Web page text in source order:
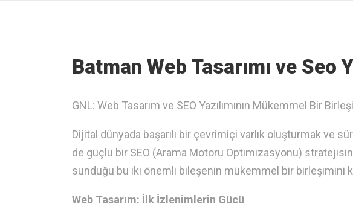
Batman ‎Web Tasarımı ve Seo
GNL: Web Tasarım ve SEO Yazılımının Mükemmel Bir
Dijital dünyada başarılı bir çevrimiçi varlık oluşturmak ve
de güçlü bir SEO (Arama Motoru Optimizasyonu)
sunduğu bu iki önemli bileşenin mükemmel bir birleşimini
Web Tasarım: İlk İzlenimlerin Gücü